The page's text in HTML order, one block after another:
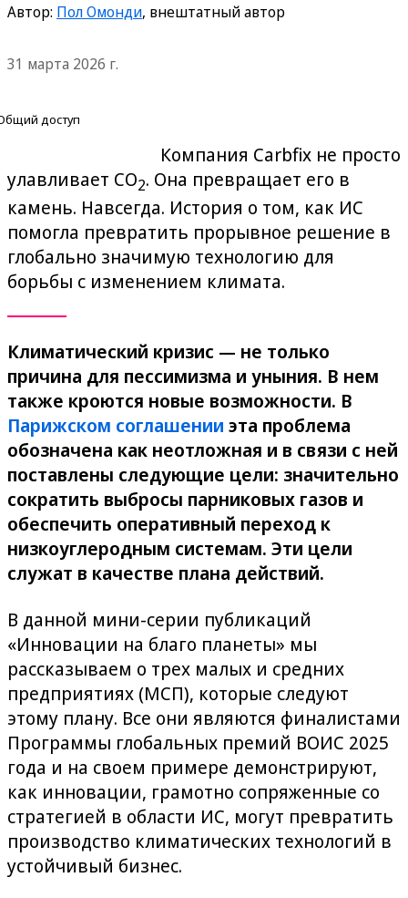
Автор: Пол Омонди, внештатный автор
31 марта 2026 г.
доступ
Компания Carbfix не просто
улавливает CO2. Она превращает его в
камень. Навсегда. История о том, как ИС
помогла превратить прорывное решение в
глобально значимую технологию для
борьбы с изменением климата.
Климатический кризис — не только
причина для пессимизма и уныния. В нем
также кроются новые возможности. В
Парижском соглашении эта проблема
обозначена как неотложная и в связи с ней
поставлены следующие цели: значительно
сократить выбросы парниковых газов и
обеспечить оперативный переход к
низкоуглеродным системам. Эти цели
служат в качестве плана действий.
В данной мини-серии публикаций
«Инновации на благо планеты» мы
рассказываем о трех малых и средних
предприятиях (МСП), которые следуют
этому плану. Все они являются финалистами
Программы глобальных премий ВОИС 2025
года и на своем примере демонстрируют,
как инновации, грамотно сопряженные со
стратегией в области ИС, могут превратить
производство климатических технологий в
устойчивый бизнес.